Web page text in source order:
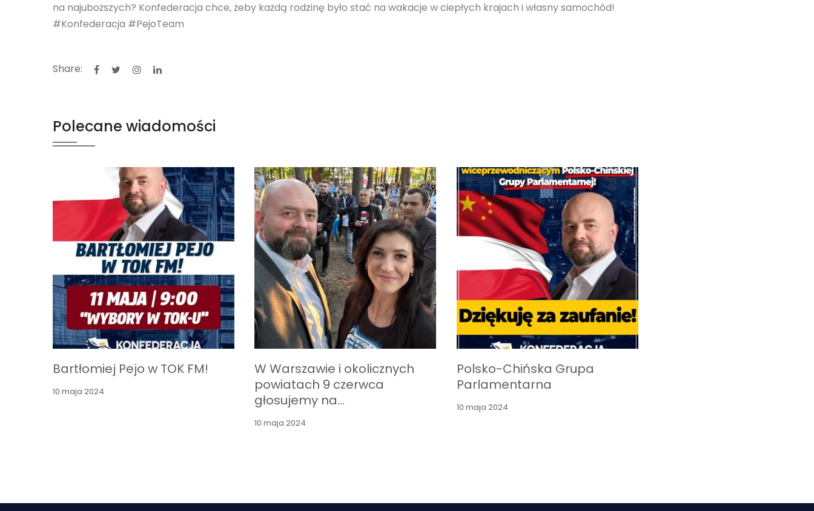
na najuboższych? Konfederacja chce, żeby każdą rodzinę było stać na wakacje w ciepłych krajach i własny samochód!
#Konfederacja #PejoTeam
Share:
Polecane wiadomości
Bartłomiej Pejo w TOK FM!
10 maja 2024
W Warszawie i okolicznych
powiatach 9 czerwca
głosujemy na…
10 maja 2024
Polsko-Chińska Grupa
Parlamentarna
10 maja 2024